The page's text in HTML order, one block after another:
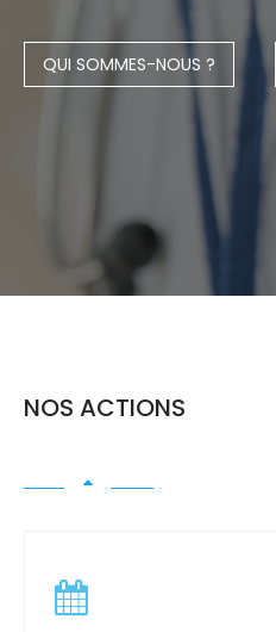
QUI SOMMES-NOUS ?
NOS ACTIONS